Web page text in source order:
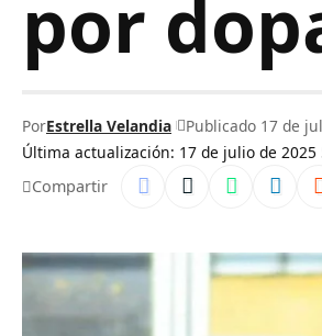
por
Última actualización: 17 de julio de 2025
PorEstrella Velandia Publicado 17 de
Compartir